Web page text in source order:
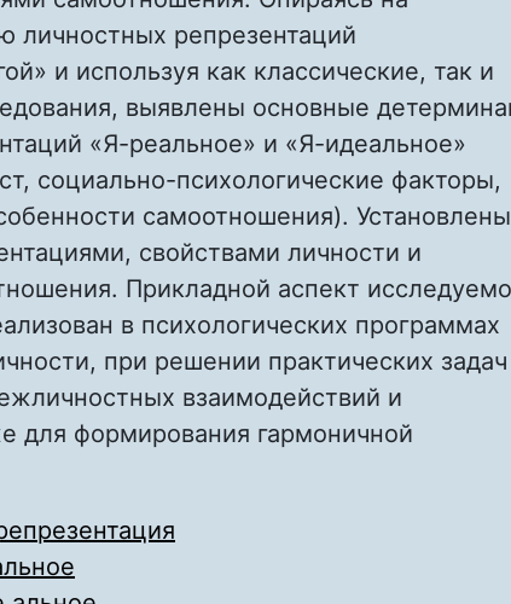
личностных репрезентаций
и используя как классические, так и
выявлены основные
«Я-реальное» и «Я-идеальное»
социально-психологические факторы,
самоотношения). Установлены
свойствами личности и
Прикладной аспект
в психологических программах
при решении практических
взаимодействий и
для формирования гармоничной